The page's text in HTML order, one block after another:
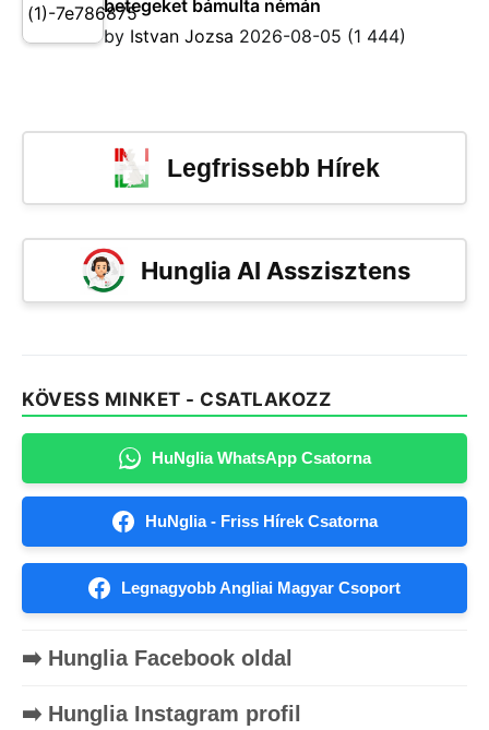
betegeket bámulta némán
by Istvan Jozsa 2026-08-05 (1 444)
Legfrissebb Hírek
Hunglia AI Asszisztens
KÖVESS MINKET - CSATLAKOZZ
HuNglia WhatsApp Csatorna
HuNglia - Friss Hírek Csatorna
Legnagyobb Angliai Magyar Csoport
➡️ Hunglia Facebook oldal
➡️ Hunglia Instagram profil